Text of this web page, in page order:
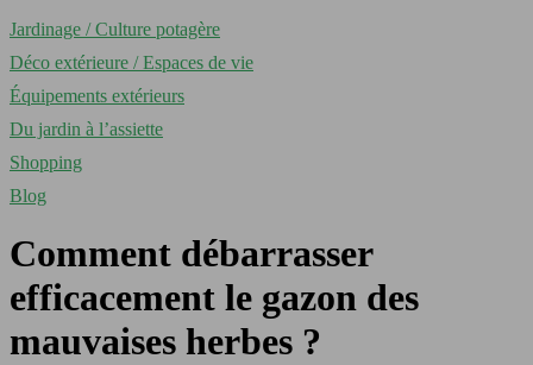
Jardinage / Culture potagère
Déco extérieure / Espaces de vie
Équipements extérieurs
Du jardin à l’assiette
Shopping
Blog
Comment débarrasser
efficacement le gazon des
mauvaises herbes ?